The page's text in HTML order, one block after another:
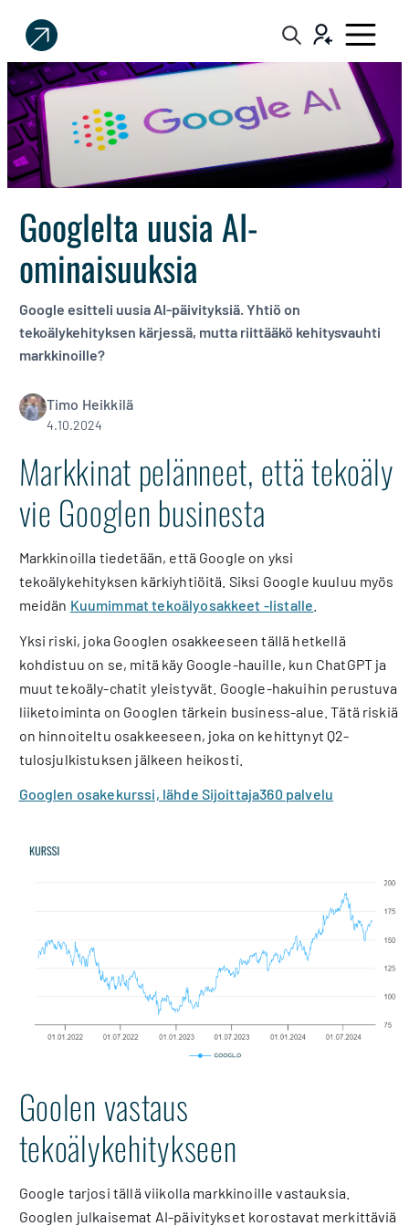
Sijoittaja.fi
Tee
parempia
sijoituspäätöksiä
Googlelta uusia AI-
ominaisuuksia
Google esitteli uusia AI-päivityksiä. Yhtiö on
tekoälykehityksen kärjessä, mutta riittääkö kehitysvauhti
markkinoille?
Timo Heikkilä
4.10.2024
Markkinat pelänneet, että tekoäly
vie Googlen businesta
Markkinoilla tiedetään, että Google on yksi
tekoälykehityksen kärkiyhtiöitä. Siksi Google kuuluu myös
meidän Kuumimmat tekoälyosakkeet -listalle
Yksi riski, joka Googlen osakkeeseen tällä hetkellä
kohdistuu on se, mitä käy Google-hauille, kun ChatGPT ja
muut tekoäly-chatit yleistyvät. Google-hakuihin perustuva
liiketoiminta on Googlen tärkein business-alue. Tätä riskiä
on hinnoiteltu osakkeeseen, joka on kehittynyt Q2-
tulosjulkistuksen jälkeen heikosti.
Googlen osakekurssi, lähde Sijoittaja360 palvelu
Goolen vastaus
tekoälykehitykseen
Google tarjosi tällä viikolla markkinoille vastauksia.
Googlen julkaisemat AI-päivitykset korostavat merkittäviä